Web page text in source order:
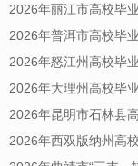
2026年丽江市高校毕
2026年普洱市高校毕
2026年怒江州高校毕
2026年大理州高校毕
2026年昆明市石林县
2026年西双版纳州高